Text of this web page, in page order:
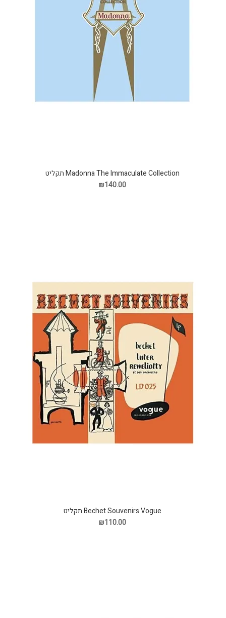
Madonna The Immaculate Collection תקליט
₪140.00
Bechet Souvenirs Vogue תקליט
₪110.00